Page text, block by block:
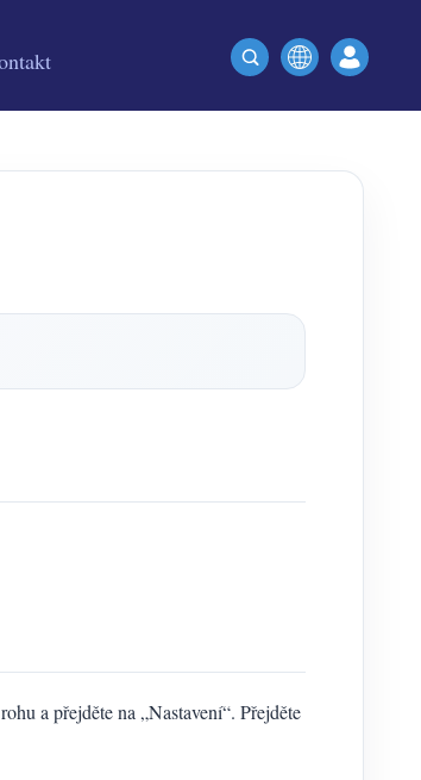
a přejděte na „Nastavení“. Přejděte